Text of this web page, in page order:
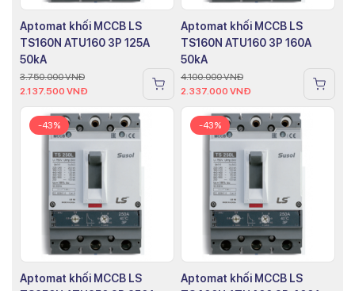
Aptomat khối MCCB LS
TS160N ATU160 3P 125A
50kA
3.750.000VNĐ
2.137.500 VNĐ
Aptomat khối MCCB LS
TS160N ATU160 3P 160A
50kA
4.100.000VNĐ
2.337.000 VNĐ
-43%
Aptomat khối MCCB LS
-43%
Aptomat khối MCCB LS